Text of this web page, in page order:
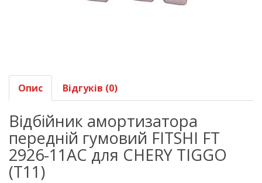
Опис Відгуків (0)
Відбійник амортизатора
передній гумовий FITSHI FT
2926-11AC для CHERY TIGGO
(T11)